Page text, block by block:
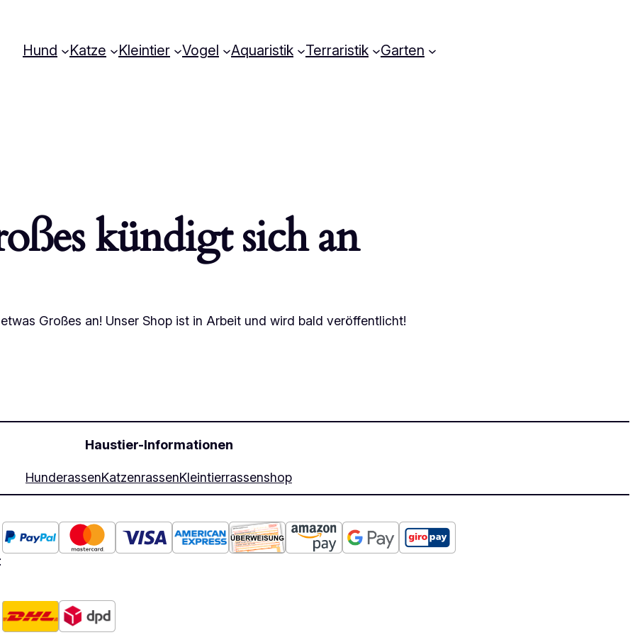
Hund Katze Kleintier Vogel Aquaristik Terraristik Garten
kündigt sich an
Großes an! Unser Shop ist in Arbeit und wird bald veröffentlicht!
Haustier-Informationen
HunderassenKatzenrassenKleintierrassenshop